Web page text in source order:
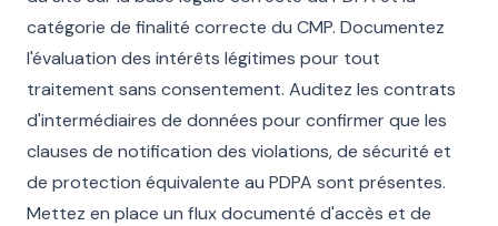
catégorie de finalité correcte du CMP. Documentez
l'évaluation des intérêts légitimes pour tout
traitement sans consentement. Auditez les contrats
d'intermédiaires de données pour confirmer que les
clauses de notification des violations, de sécurité et
de protection équivalente au PDPA sont présentes.
Mettez en place un flux documenté d'accès et de